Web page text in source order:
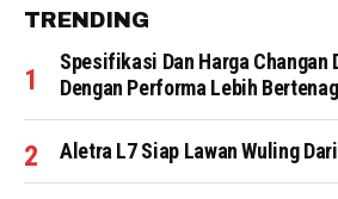
TRENDING
Spesifikasi Dan Harga Changan
Dengan Performa Lebih
Aletra L7 Siap Lawan Wuling